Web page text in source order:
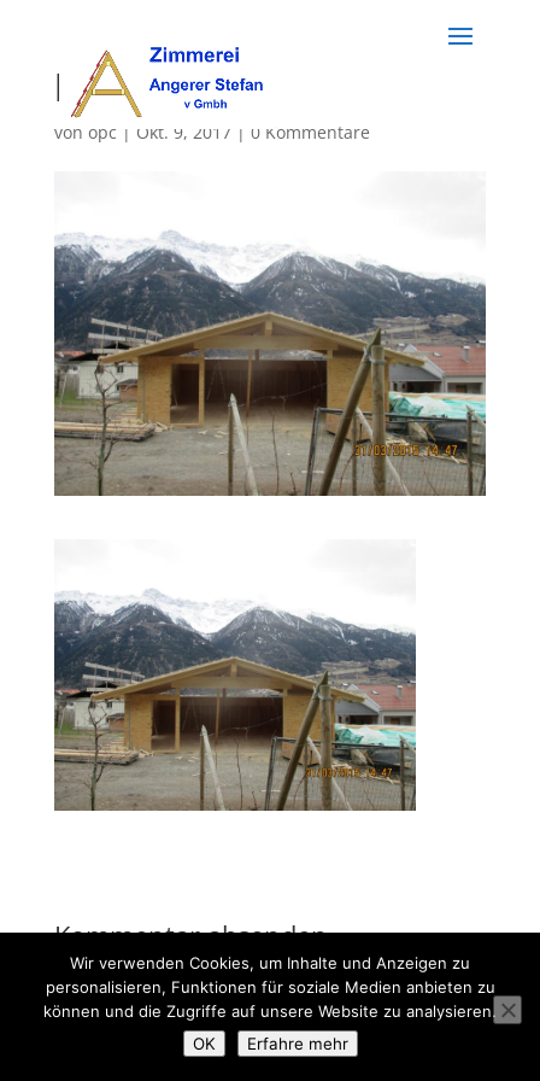
holzbau (58)
von opc | Okt. 9, 2017 | 0 Kommentare
Kommentar absenden
Du musstangemeldetsein, um einen Kommentar
abzugeben.
Wir verwenden Cookies, um Inhalte und Anzeigen zu
personalisieren, Funktionen für soziale Medien anbieten zu
können und die Zugriffe auf unsere Website zu analysieren.
OK
Erfahre mehr